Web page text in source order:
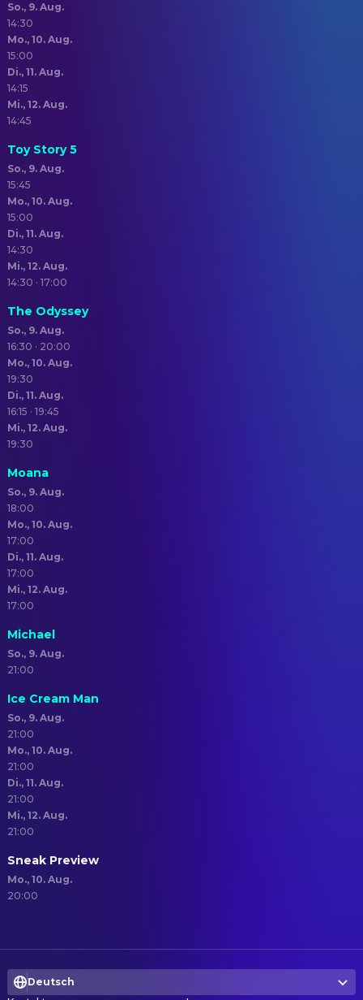
So., 9. Aug.
14:30
Mo., 10. Aug.
15:00
Di., 11. Aug.
14:15
Mi., 12. Aug.
14:45
Toy Story 5
So., 9. Aug.
15:45
Mo., 10. Aug.
15:00
Di., 11. Aug.
14:30
Mi., 12. Aug.
14:30 · 17:00
The Odyssey
So., 9. Aug.
16:30 · 20:00
Mo., 10. Aug.
19:30
Di., 11. Aug.
16:15 · 19:45
Mi., 12. Aug.
19:30
Moana
So., 9. Aug.
18:00
Mo., 10. Aug.
17:00
Di., 11. Aug.
17:00
Mi., 12. Aug.
17:00
Michael
So., 9. Aug.
21:00
Ice Cream Man
So., 9. Aug.
21:00
Mo., 10. Aug.
21:00
Di., 11. Aug.
21:00
Mi., 12. Aug.
21:00
Sneak Preview
Mo., 10. Aug.
20:00
Deutsch